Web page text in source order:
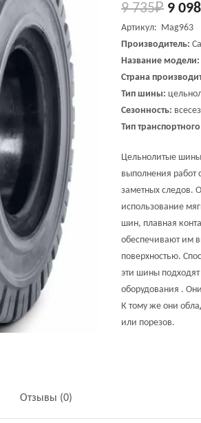
9 735₽ 9 098
Артикул: Mag963
Производитель:
Название модели:
Страна
Тип шины:
Сезонность:
Тип
Цельнолитые шины
выполнения работ
заметных следов.
использование
шин, плавная
обеспечивают им
поверхностью.
эти шины
оборудования .
К тому же они
или порезов.
Отзывы (0)